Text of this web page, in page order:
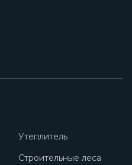
Утеплитель
Строительные леса